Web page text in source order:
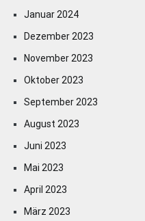
Januar 2024
Dezember 2023
November 2023
Oktober 2023
September 2023
August 2023
Juni 2023
Mai 2023
April 2023
März 2023